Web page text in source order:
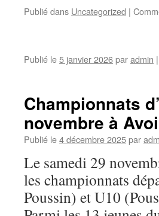
Publié dans Uncategorized |
Publié le5 janvier 2026paradmin |
Championnats
novembre à
Publié le4 décembre 2025par
Le samedi 29
les championnats
Poussin) et U10